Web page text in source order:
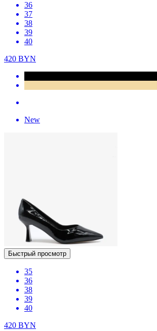
36
37
38
39
40
420 BYN
New
Быстрый просмотр
35
36
38
39
40
420 BYN